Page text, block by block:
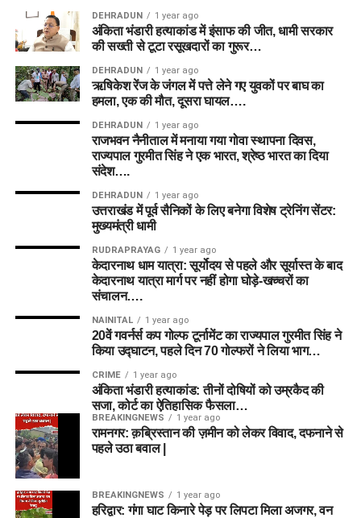
DEHRADUN 1 year ago
अंकिता भंडारी हत्याकांड में इंसाफ की जीत, धामी सरकार
की सख्ती से टूटा रसूखदारों का गुरूर…
DEHRADUN 1 year ago
ऋषिकेश रेंज के जंगल में पत्ते लेने गए युवकों पर बाघ का
हमला, एक की मौत, दूसरा घायल….
DEHRADUN 1 year ago
राजभवन नैनीताल में मनाया गया गोवा स्थापना दिवस,
राज्यपाल गुरमीत सिंह ने एक भारत, श्रेष्ठ भारत का दिया
संदेश….
DEHRADUN 1 year ago
उत्तराखंड में पूर्व सैनिकों के लिए बनेगा विशेष ट्रेनिंग सेंटर:
मुख्यमंत्री धामी
RUDRAPRAYAG 1 year ago
केदारनाथ धाम यात्रा: सूर्योदय से पहले और सूर्यास्त के बाद
केदारनाथ यात्रा मार्ग पर नहीं होगा घोड़े-खच्चरों का
संचालन….
NAINITAL 1 year ago
20वें गवर्नर्स कप गोल्फ टूर्नामेंट का राज्यपाल गुरमीत सिंह ने
किया उद्घाटन, पहले दिन 70 गोल्फरों ने लिया भाग…
CRIME 1 year ago
अंकिता भंडारी हत्याकांड: तीनों दोषियों को उम्रकैद की
सजा, कोर्ट का ऐतिहासिक फैसला…
BREAKINGNEWS 1 year ago
रामनगर: क़ब्रिस्तान की ज़मीन को लेकर विवाद, दफनाने से
पहले उठा बवाल |
BREAKINGNEWS 1 year ago
हरिद्वार: गंगा घाट किनारे पेड़ पर लिपटा मिला अजगर, वन